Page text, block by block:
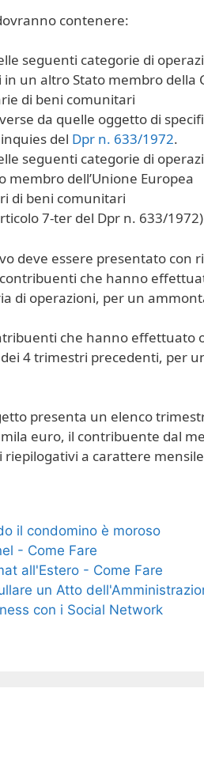
contenere:
seguenti categorie di
in un altro Stato membro della
di beni comunitari
da quelle oggetto di
del Dpr n. 633/1972.
seguenti categorie di
membro dell’Unione Europea
di beni comunitari
7-ter del Dpr n. 633/
deve essere presentato con
che hanno
di operazioni, per un
che hanno effettuato
4 trimestri precedenti, per
presenta un elenco
euro, il contribuente dal
riepilogativi a carattere
il condomino è moroso
- Come Fare
all'Estero - Come Fare
un Atto
con i Social Network